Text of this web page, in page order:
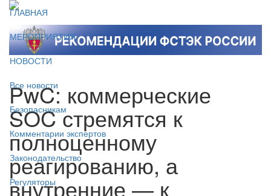
ГЛАВНАЯ
МЕРОПРИЯТИЯ
НОВОСТИ
Все новости
Безопасникам
Комментарии экспертов
Законодательство
Регуляторы
PwC: коммерческие
SOC стремятся к
полноценному
реагированию, а
внутренние — к